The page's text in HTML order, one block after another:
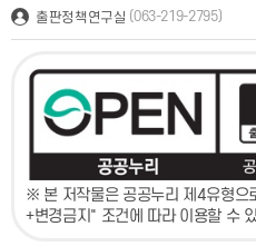
출판정책연구실 (063-219-2795)
※ 본 저작물은 공공누리 제4유형으
+변경금지" 조건에 따라 이용할 수